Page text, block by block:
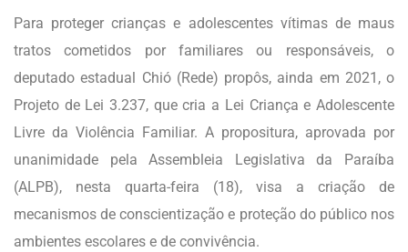
Para proteger crianças e adolescentes vítimas de maus
tratos cometidos por familiares ou responsáveis, o
deputado estadual Chió (Rede) propôs, ainda em 2021, o
Projeto de Lei 3.237, que cria a Lei Criança e Adolescente
Livre da Violência Familiar. A propositura, aprovada por
unanimidade pela Assembleia Legislativa da Paraíba
(ALPB), nesta quarta-feira (18), visa a criação de
mecanismos de conscientização e proteção do público nos
ambientes escolares e de convivência.